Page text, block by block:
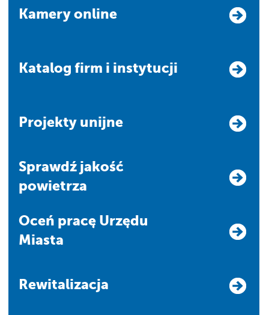
Kamery online
Katalog firm i instytucji
Projekty unijne
Sprawdź jakość
powietrza
Oceń pracę Urzędu
Miasta
Rewitalizacja